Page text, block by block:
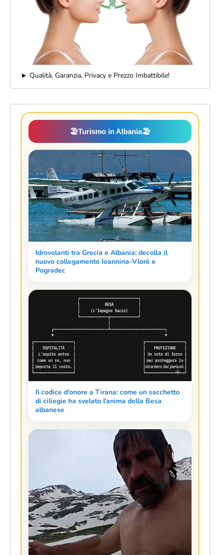
► Qualità, Garanzia, Privacy e Prezzo Imbattibile!
🏖️Turismo in Albania🏖️
Idrovolanti tra Grecia e Albania: decolla il
nuovo collegamento Ioannina–Vlorë e
Pogradec
Il codice d'onore a Tirana: come un sacchetto
di ciliegie ha svelato l'anima della Besa
albanese